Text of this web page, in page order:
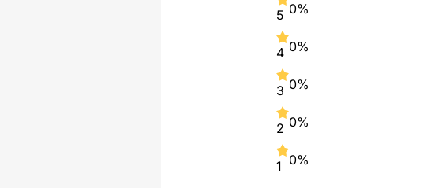
5 0%
4 0%
3 0%
2 0%
1 0%